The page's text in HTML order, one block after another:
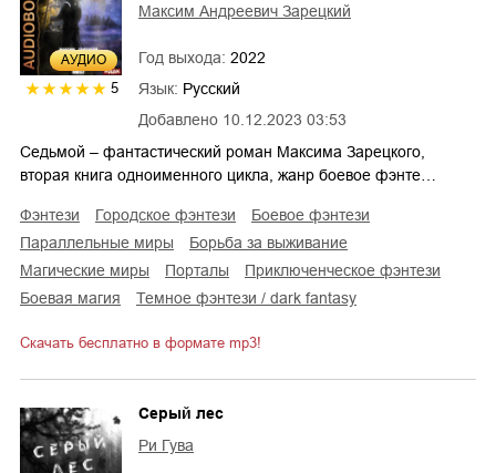
AУДИО
5
Добавлено 10.12.2023 03:53
Максим Андреевич Зарецкий
Год выхода: 2022
Язык: Русский
Седьмой – фантастический роман Максима Зарецкого,
вторая книга одноименного цикла, жанр боевое фэнте…
фэнтези городское фэнтези
боевое фэнтези
параллельные миры
борьба за выживание
магические миры
порталы
приключенческое фэнтези
боевая магия
темное фэнтези / dark fantasy
Скачать бесплатно в формате mp3!
Серый лес
Ри Гува